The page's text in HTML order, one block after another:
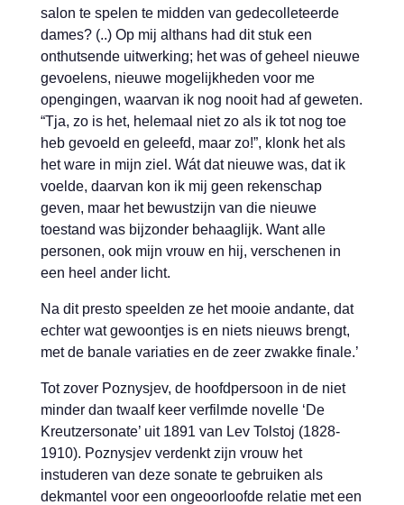
salon te spelen te midden van gedecolleteerde
dames? (..) Op mij althans had dit stuk een
onthutsende uitwerking; het was of geheel nieuwe
gevoelens, nieuwe mogelijkheden voor me
opengingen, waarvan ik nog nooit had af geweten.
“Tja, zo is het, helemaal niet zo als ik tot nog toe
heb gevoeld en geleefd, maar zo!”, klonk het als
het ware in mijn ziel. Wát dat nieuwe was, dat ik
voelde, daarvan kon ik mij geen rekenschap
geven, maar het bewustzijn van die nieuwe
toestand was bijzonder behaaglijk. Want alle
personen, ook mijn vrouw en hij, verschenen in
een heel ander licht.
Na dit presto speelden ze het mooie andante, dat
echter wat gewoontjes is en niets nieuws brengt,
met de banale variaties en de zeer zwakke finale.’
Tot zover Poznysjev, de hoofdpersoon in de niet
minder dan twaalf keer verfilmde novelle ‘De
Kreutzersonate’ uit 1891 van Lev Tolstoj (1828-
1910). Poznysjev verdenkt zijn vrouw het
instuderen van deze sonate te gebruiken als
dekmantel voor een ongeoorloofde relatie met een